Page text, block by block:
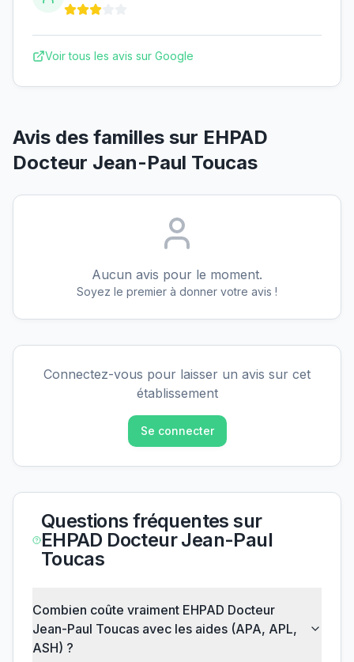
Voir tous les avis sur Google
Avis des familles sur EHPAD
Docteur Jean-Paul Toucas
Aucun avis pour le moment.
Soyez le premier à donner votre avis !
Connectez-vous pour laisser un avis sur cet
établissement
Se connecter
Questions fréquentes sur
EHPAD Docteur Jean-Paul
Toucas
Combien coûte vraiment EHPAD Docteur
Jean-Paul Toucas avec les aides (APA, APL,
ASH) ?